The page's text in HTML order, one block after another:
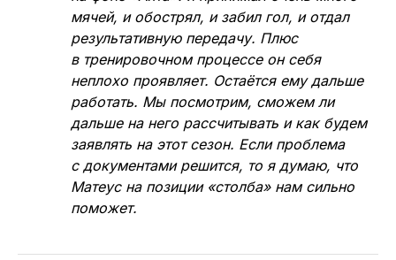
мячей, и обострял, и забил гол, и отдал
результативную передачу. Плюс
в тренировочном процессе он себя
неплохо проявляет. Остаётся ему дальше
работать. Мы посмотрим, сможем ли
дальше на него рассчитывать и как будем
заявлять на этот сезон. Если проблема
с документами решится, то я думаю, что
Матеус на позиции «столба» нам сильно
поможет.